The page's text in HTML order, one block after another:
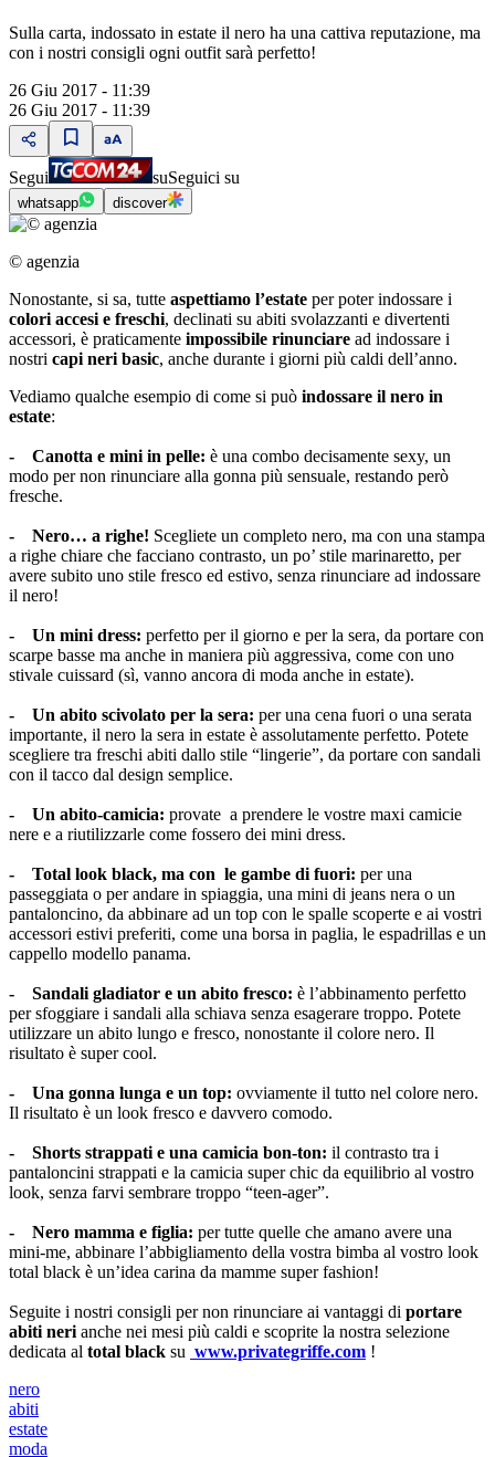
Sulla carta, indossato in estate il nero ha una cattiva reputazione, ma
con i nostri consigli ogni outfit sarà perfetto!
26 Giu 2017 - 11:39
26 Giu 2017 - 11:39
Segui suSeguici su
whatsapp discover
© agenzia
Nonostante, si sa, tutte aspettiamo l’estate per poter indossare i
colori accesi e freschi, declinati su abiti svolazzanti e divertenti
accessori, è praticamente impossibile rinunciare ad indossare i
nostri capi neri basic, anche durante i giorni più caldi dell’anno.
Vediamo qualche esempio di come si può indossare il nero in
estate:
- Canotta e mini in pelle: è una combo decisamente sexy, un
modo per non rinunciare alla gonna più sensuale, restando però
fresche.
- Nero… a righe! Scegliete un completo nero, ma con una stampa
a righe chiare che facciano contrasto, un po’ stile marinaretto, per
avere subito uno stile fresco ed estivo, senza rinunciare ad indossare
il nero!
- Un mini dress: perfetto per il giorno e per la sera, da portare con
scarpe basse ma anche in maniera più aggressiva, come con uno
stivale cuissard (sì, vanno ancora di moda anche in estate).
- Un abito scivolato per la sera: per una cena fuori o una serata
importante, il nero la sera in estate è assolutamente perfetto. Potete
scegliere tra freschi abiti dallo stile “lingerie”, da portare con sandali
con il tacco dal design semplice.
- Un abito-camicia: provate a prendere le vostre maxi camicie
nere e a riutilizzarle come fossero dei mini dress.
- Total look black, ma con le gambe di fuori: per una
passeggiata o per andare in spiaggia, una mini di jeans nera o un
pantaloncino, da abbinare ad un top con le spalle scoperte e ai vostri
accessori estivi preferiti, come una borsa in paglia, le espadrillas e un
cappello modello panama.
- Sandali gladiator e un abito fresco: è l’abbinamento perfetto
per sfoggiare i sandali alla schiava senza esagerare troppo. Potete
utilizzare un abito lungo e fresco, nonostante il colore nero. Il
risultato è super cool.
- Una gonna lunga e un top: ovviamente il tutto nel colore nero.
Il risultato è un look fresco e davvero comodo.
- Shorts strappati e una camicia bon-ton: il contrasto tra i
pantaloncini strappati e la camicia super chic da equilibrio al vostro
look, senza farvi sembrare troppo “teen-ager”.
- Nero mamma e figlia: per tutte quelle che amano avere una
mini-me, abbinare l’abbigliamento della vostra bimba al vostro look
total black è un’idea carina da mamme super fashion!
Seguite i nostri consigli per non rinunciare ai vantaggi di portare
abiti neri anche nei mesi più caldi e scoprite la nostra selezione
dedicata al total black su www.privategriffe.com !
nero
abiti
estate
moda